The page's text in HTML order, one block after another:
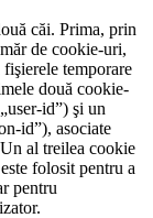
căi. Prima, prin
de cookie-uri,
temporare
două cookie-
id”) şi un
id”), asociate
al treilea cookie
folosit pentru a
pentru